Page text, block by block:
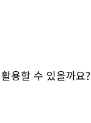
용할 수 있을까요?